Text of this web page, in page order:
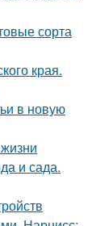
сорта
края.
в новую
и сада.